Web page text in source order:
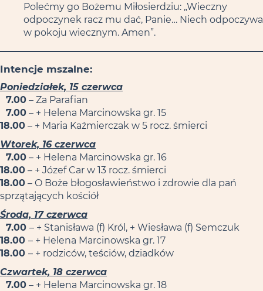
Polećmy go Bożemu Miłosierdziu: „Wieczny
odpoczynek racz mu dać, Panie… Niech odpoczywa
w pokoju wiecznym. Amen”.
Intencje mszalne:
Poniedziałek, 15 czerwca
7.00 – Za Parafian
7.00 – + Helena Marcinowska gr. 15
18.00 – + Maria Kaźmierczak w 5 rocz. śmierci
Wtorek, 16 czerwca
7.00 – + Helena Marcinowska gr. 16
18.00 – + Józef Car w 13 rocz. śmierci
18.00 – O Boże błogosławieństwo i zdrowie dla pań
sprzątających kościół
Środa, 17 czerwca
7.00 – + Stanisława (f) Król, + Wiesława (f) Semczuk
18.00 – + Helena Marcinowska gr. 17
18.00 – + rodziców, teściów, dziadków
Czwartek, 18 czerwca
7.00 – + Helena Marcinowska gr. 18